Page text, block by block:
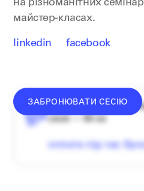
на різноманітних
майстер-класах.
linkedin facebook
ЗАБРОНЮВАТИ СЕСІЮ
середній донат —
сесія — 60 хв
оплата під час